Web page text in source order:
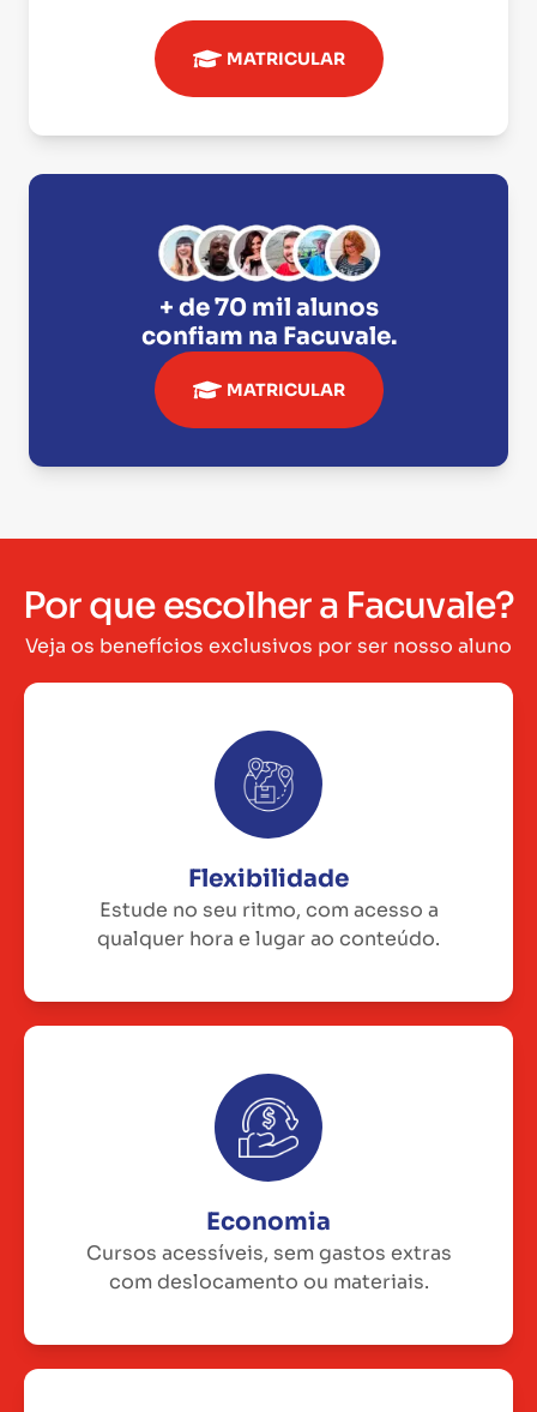
MATRICULAR
+ de 70 mil alunos
confiam na Facuvale.
MATRICULAR
Por que escolher a Facuvale?
Veja os benefícios exclusivos por ser nosso aluno
Flexibilidade
Estude no seu ritmo, com acesso a
qualquer hora e lugar ao conteúdo.
Economia
Cursos acessíveis, sem gastos extras
com deslocamento ou materiais.